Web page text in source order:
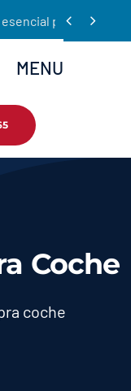
para
 
MENU
Coche
coche